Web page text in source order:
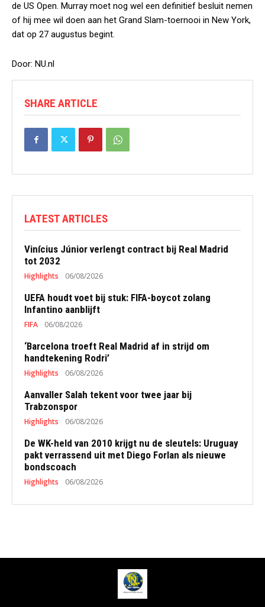
de US Open. Murray moet nog wel een definitief besluit nemen
of hij mee wil doen aan het Grand Slam-toernooi in New York,
dat op 27 augustus begint.
Door: NU.nl
SHARE ARTICLE
LATEST ARTICLES
Vinícius Júnior verlengt contract bij Real Madrid
tot 2032
Highlights 06/08/2026
UEFA houdt voet bij stuk: FIFA-boycot zolang
Infantino aanblijft
FIFA 06/08/2026
‘Barcelona troeft Real Madrid af in strijd om
handtekening Rodri’
Highlights 06/08/2026
Aanvaller Salah tekent voor twee jaar bij
Trabzonspor
Highlights 06/08/2026
De WK-held van 2010 krijgt nu de sleutels: Uruguay
pakt verrassend uit met Diego Forlan als nieuwe
bondscoach
Highlights 06/08/2026